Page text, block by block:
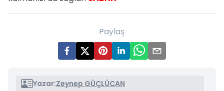
Paylaş
Yazar:Zeynep GÜÇLÜCAN